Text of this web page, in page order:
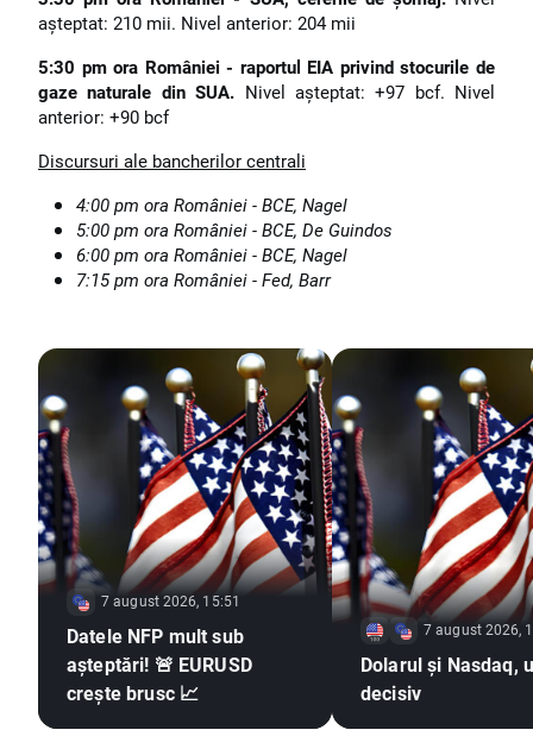
așteptat: 210 mii. Nivel anterior: 204 mii
5:30 pm ora României - raportul EIA privind stocurile de
gaze naturale din SUA. Nivel așteptat: +97 bcf. Nivel
anterior: +90 bcf
Discursuri ale bancherilor centrali
4:00 pm ora României - BCE, Nagel
5:00 pm ora României - BCE, De Guindos
6:00 pm ora României - BCE, Nagel
7:15 pm ora României - Fed, Barr
7 august 2026, 15:51
Datele NFP mult sub
așteptări! 🚨 EURUSD
crește brusc 📈
7 august 2026,
Dolarul și Nasdaq,
decisiv